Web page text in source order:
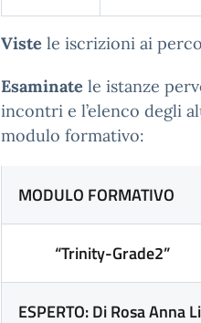
Viste le iscrizioni ai
Esaminate le istanze
incontri e l’elenco degli
modulo formativo:
MODULO FORMATIVO
“Trinity-Grade2”
ESPERTO: Di Rosa Anna